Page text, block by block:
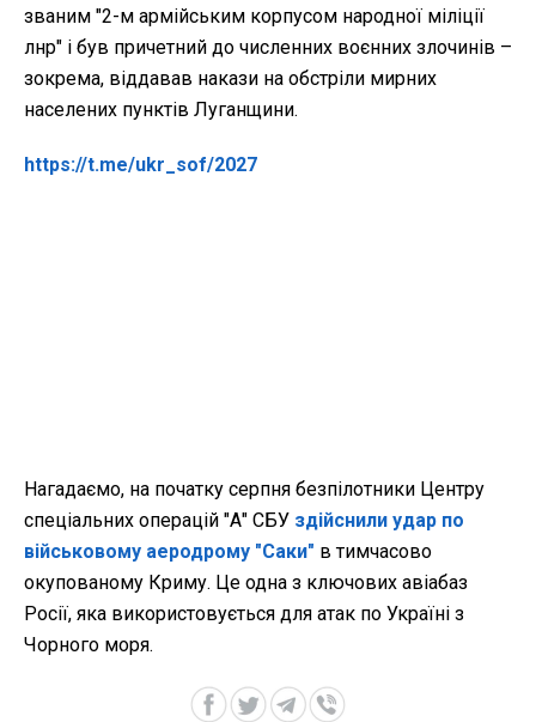
званим "2-м армійським корпусом народної міліції
лнр" і був причетний до численних воєнних злочинів –
зокрема, віддавав накази на обстріли мирних
населених пунктів Луганщини.
https://t.me/ukr_sof/2027
Нагадаємо, на початку серпня безпілотники Центру
спеціальних операцій "А" СБУ здійснили удар по
військовому аеродрому "Саки" в тимчасово
окупованому Криму. Це одна з ключових авіабаз
Росії, яка використовується для атак по Україні з
Чорного моря.